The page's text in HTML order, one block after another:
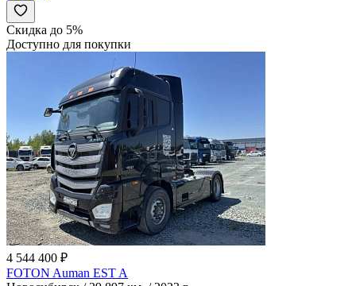
Скидка до 5%
Доступно для покупки
4 544 400 ₽
FOTON Auman EST A